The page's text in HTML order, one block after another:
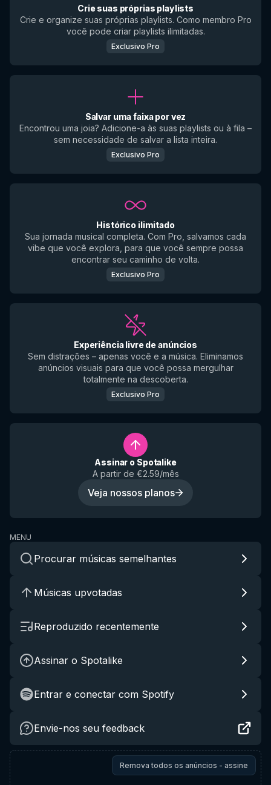
Crie suas próprias playlists
Crie e organize suas próprias playlists. Como membro Pro
você pode criar playlists ilimitadas.
Exclusivo Pro
Salvar uma faixa por vez
Encontrou uma joia? Adicione-a às suas playlists ou à fila –
sem necessidade de salvar a lista inteira.
Exclusivo Pro
Histórico ilimitado
Sua jornada musical completa. Com Pro, salvamos cada
vibe que você explora, para que você sempre possa
encontrar seu caminho de volta.
Exclusivo Pro
Experiência livre de anúncios
Sem distrações – apenas você e a música. Eliminamos
anúncios visuais para que você possa mergulhar
totalmente na descoberta.
Exclusivo Pro
Assinar o Spotalike
A partir de €2.59/mês
Veja nossos planos
MENU
Procurar músicas semelhantes
Músicas upvotadas
Reproduzido recentemente
Assinar o Spotalike
Entrar e conectar com Spotify
Envie-nos seu feedback
Remova todos os anúncios - assine